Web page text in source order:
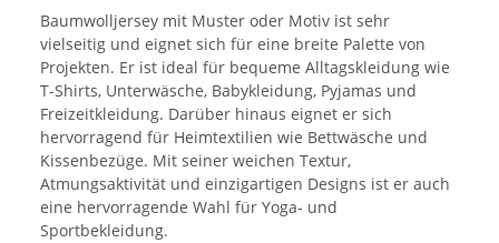
Baumwolljersey mit Muster oder Motiv ist sehr
vielseitig und eignet sich für eine breite Palette von
Projekten. Er ist ideal für bequeme Alltagskleidung wie
T-Shirts, Unterwäsche, Babykleidung, Pyjamas und
Freizeitkleidung. Darüber hinaus eignet er sich
hervorragend für Heimtextilien wie Bettwäsche und
Kissenbezüge. Mit seiner weichen Textur,
Atmungsaktivität und einzigartigen Designs ist er auch
eine hervorragende Wahl für Yoga- und
Sportbekleidung.